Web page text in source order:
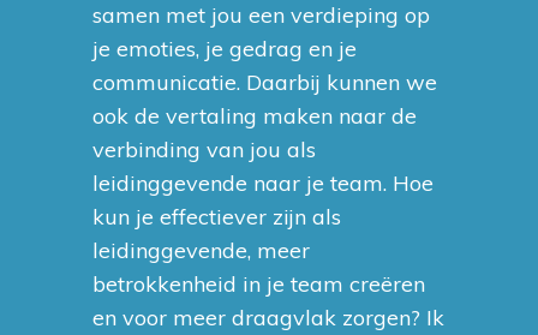
samen met jou een verdieping op
je emoties, je gedrag en je
communicatie. Daarbij kunnen we
ook de vertaling maken naar de
verbinding van jou als
leidinggevende naar je team. Hoe
kun je effectiever zijn als
leidinggevende, meer
betrokkenheid in je team creëren
en voor meer draagvlak zorgen? Ik